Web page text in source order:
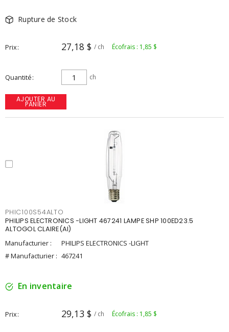
Rupture de Stock
Prix 27,18 $ / ch Écofrais : 1,85 $
Quantité ch
AJOUTER AU
PANIER
PHIC100S54ALTO
PHILIPS ELECTRONICS -LIGHT 467241 LAMPE SHP 100ED23.5
ALTOGOL CLAIRE(AI)
Manufacturier :
PHILIPS ELECTRONICS -LIGHT
# Manufacturier : 467241
En inventaire
Prix 29,13 $ / ch Écofrais : 1,85 $